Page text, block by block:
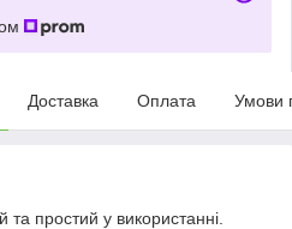
Доставка Оплата Умови
простий у використанні.